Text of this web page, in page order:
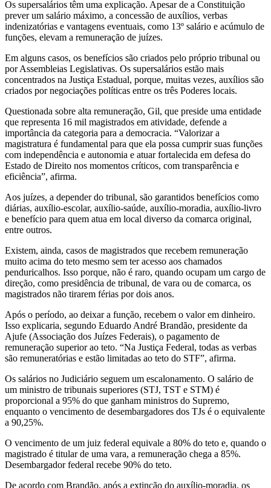
Os supersalários têm uma explicação. Apesar de a Constituição
prever um salário máximo, a concessão de auxílios, verbas
indenizatórias e vantagens eventuais, como 13º salário e acúmulo de
funções, elevam a remuneração de juízes.
Em alguns casos, os benefícios são criados pelo próprio tribunal ou
por Assembleias Legislativas. Os supersalários estão mais
concentrados na Justiça Estadual, porque, muitas vezes, auxílios são
criados por negociações políticas entre os três Poderes locais.
Questionada sobre alta remuneração, Gil, que preside uma entidade
que representa 16 mil magistrados em atividade, defende a
importância da categoria para a democracia. “Valorizar a
magistratura é fundamental para que ela possa cumprir suas funções
com independência e autonomia e atuar fortalecida em defesa do
Estado de Direito nos momentos críticos, com transparência e
eficiência”, afirma.
Aos juízes, a depender do tribunal, são garantidos benefícios como
diárias, auxílio-escolar, auxílio-saúde, auxílio-moradia, auxílio-livro
e benefício para quem atua em local diverso da comarca original,
entre outros.
Existem, ainda, casos de magistrados que recebem remuneração
muito acima do teto mesmo sem ter acesso aos chamados
penduricalhos. Isso porque, não é raro, quando ocupam um cargo de
direção, como presidência de tribunal, de vara ou de comarca, os
magistrados não tirarem férias por dois anos.
Após o período, ao deixar a função, recebem o valor em dinheiro.
Isso explicaria, segundo Eduardo André Brandão, presidente da
Ajufe (Associação dos Juízes Federais), o pagamento de
remuneração superior ao teto. “Na Justiça Federal, todas as verbas
são remuneratórias e estão limitadas ao teto do STF”, afirma.
Os salários no Judiciário seguem um escalonamento. O salário de
um ministro de tribunais superiores (STJ, TST e STM) é
proporcional a 95% do que ganham ministros do Supremo,
enquanto o vencimento de desembargadores dos TJs é o equivalente
a 90,25%.
O vencimento de um juiz federal equivale a 80% do teto e, quando o
magistrado é titular de uma vara, a remuneração chega a 85%.
Desembargador federal recebe 90% do teto.
De acordo com Brandão, após a extinção do auxílio-moradia, os